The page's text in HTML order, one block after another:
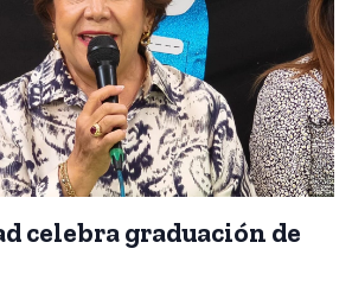
celebra graduación de